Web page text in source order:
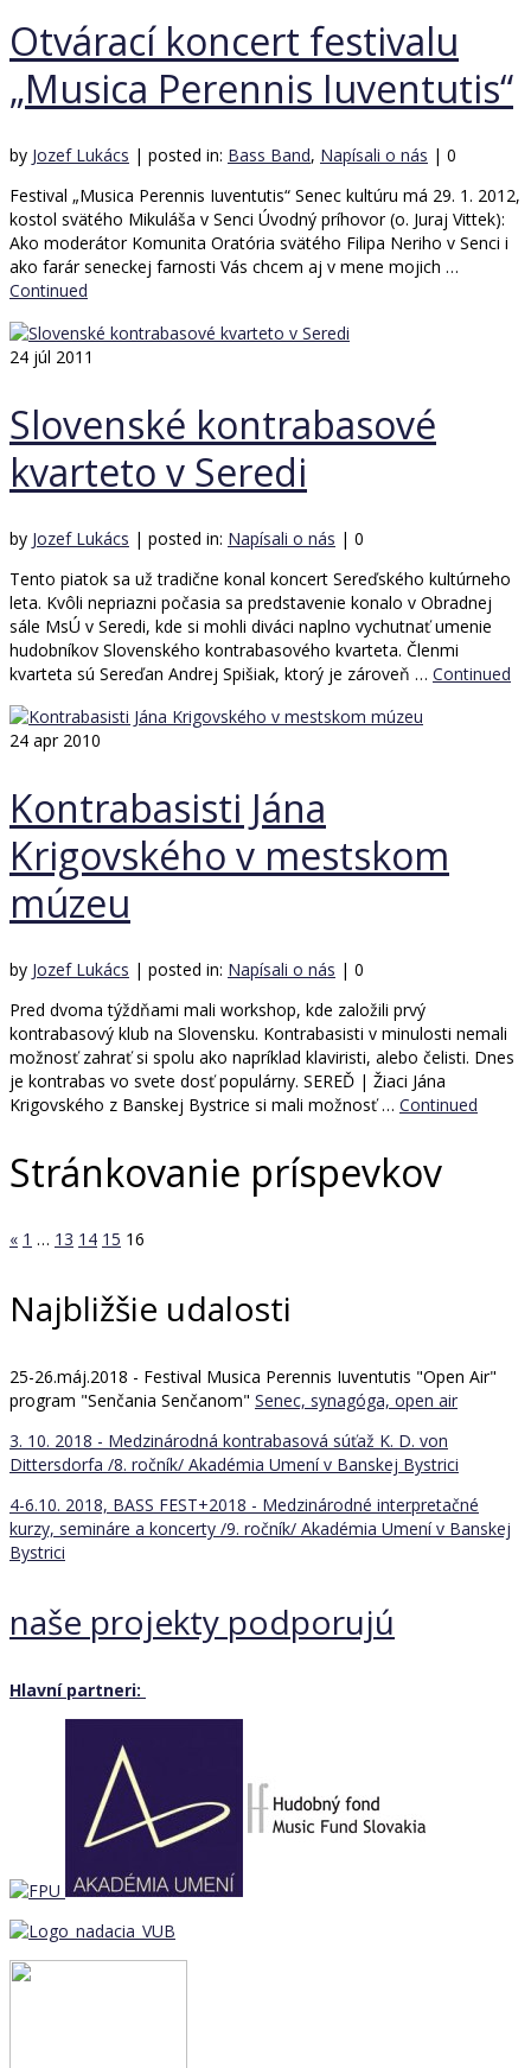
Otvárací koncert festivalu
„Musica Perennis Iuventutis“
by Jozef Lukács | posted in: Bass Band, Napísali o nás | 0
Festival „Musica Perennis Iuventutis“ Senec kultúru má 29. 1. 2012,
kostol svätého Mikuláša v Senci Úvodný príhovor (o. Juraj Vittek):
Ako moderátor Komunita Oratória svätého Filipa Neriho v Senci i
ako farár seneckej farnosti Vás chcem aj v mene mojich …
Continued
24 júl 2011
Slovenské kontrabasové
kvarteto v Seredi
by Jozef Lukács | posted in: Napísali o nás | 0
Tento piatok sa už tradične konal koncert Sereďského kultúrneho
leta. Kvôli nepriazni počasia sa predstavenie konalo v Obradnej
sále MsÚ v Seredi, kde si mohli diváci naplno vychutnať umenie
hudobníkov Slovenského kontrabasového kvarteta. Členmi
kvarteta sú Sereďan Andrej Spišiak, ktorý je zároveň … Continued
24 apr 2010
Kontrabasisti Jána
Krigovského v mestskom
múzeu
by Jozef Lukács | posted in: Napísali o nás | 0
Pred dvoma týždňami mali workshop, kde založili prvý
kontrabasový klub na Slovensku. Kontrabasisti v minulosti nemali
možnosť zahrať si spolu ako napríklad klaviristi, alebo čelisti. Dnes
je kontrabas vo svete dosť populárny. SEREĎ | Žiaci Jána
Krigovského z Banskej Bystrice si mali možnosť … Continued
Stránkovanie príspevkov
« 1 … 13 14 15 16
Najbližšie udalosti
25-26.máj.2018 - Festival Musica Perennis Iuventutis "Open Air"
program "Senčania Senčanom" Senec, synagóga, open air
3. 10. 2018 - Medzinárodná kontrabasová súťaž K. D. von
Dittersdorfa /8. ročník/ Akadémia Umení v Banskej Bystrici
4-6.10. 2018, BASS FEST+2018 - Medzinárodné interpretačné
kurzy, semináre a koncerty /9. ročník/ Akadémia Umení v Banskej
Bystrici
naše projekty podporujú
Hlavní partneri: